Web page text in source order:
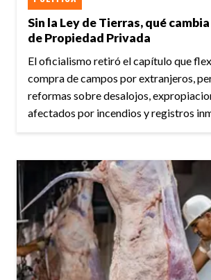
Sin la Ley de Tierras, qué
de Propiedad Privada
El oficialismo retiró el capítulo que
compra de campos por extranjeros,
reformas sobre desalojos,
afectados por incendios y registros